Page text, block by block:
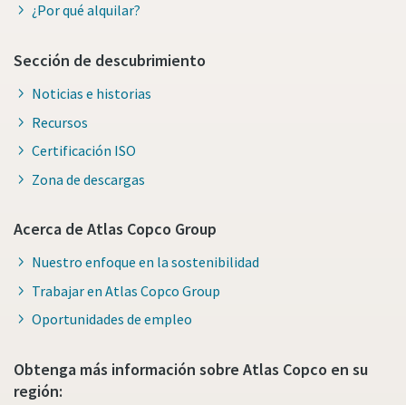
¿Por qué alquilar?
Sección de descubrimiento
Noticias e historias
Recursos
Certificación ISO
Zona de descargas
Acerca de Atlas Copco Group
Nuestro enfoque en la sostenibilidad
Trabajar en Atlas Copco Group
Oportunidades de empleo
Obtenga más información sobre Atlas Copco en su
región: